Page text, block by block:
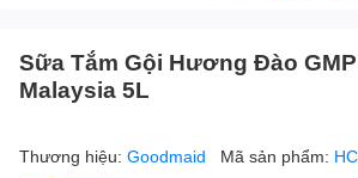
Sữa Tắm Gội Hương Đào
Malaysia 5L
Thương hiệu: Goodmaid Mã sản phẩm: